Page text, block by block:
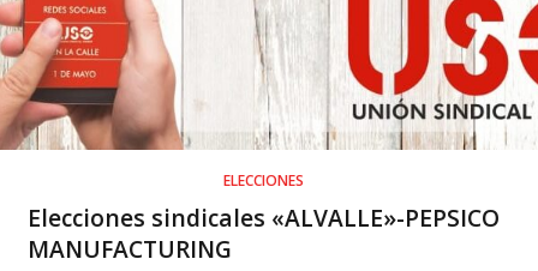
ELECCIONES
Elecciones sindicales «ALVALLE»-PEPSICO
MANUFACTURING